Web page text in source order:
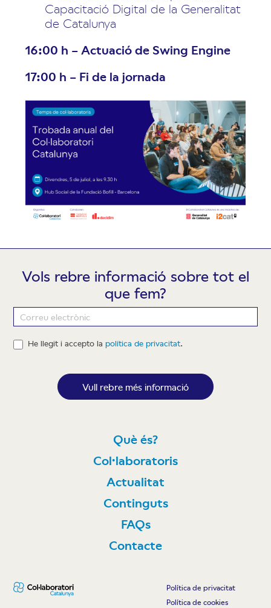
Capacitació Digital de la Generalitat
de Catalunya
16:00 h – Actuació de Swing Engine
17:00 h – Fi de la jornada
Vols rebre informació sobre tot el
que fem?
Newsletter
He llegit i accepto lapolítica de privacitat.
Vull rebre més informació
Què és?
Col·laboratoris
Actualitat
Continguts
FAQs
Contacte
Política de privacitat
Política de cookies